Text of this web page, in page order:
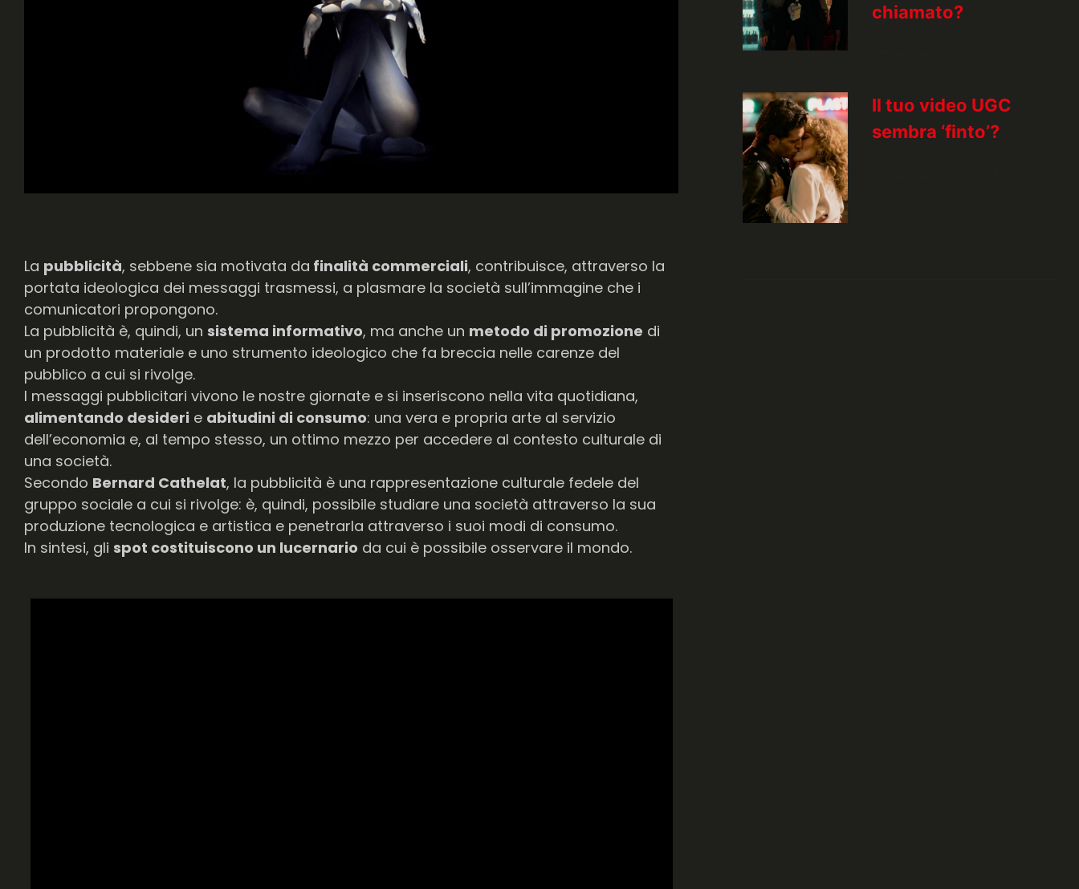
La pubblicità, sebbene sia motivata da finalità commerciali, contribuisce, attraverso la
portata ideologica dei messaggi trasmessi, a plasmare la società sull’immagine che i
comunicatori propongono.
La pubblicità è, quindi, un sistema informativo, ma anche un metodo di promozione di
un prodotto materiale e uno strumento ideologico che fa breccia nelle carenze del
pubblico a cui si rivolge.
I messaggi pubblicitari vivono le nostre giornate e si inseriscono nella vita quotidiana,
alimentando desideri e abitudini di consumo: una vera e propria arte al servizio
dell’economia e, al tempo stesso, un ottimo mezzo per accedere al contesto culturale di
una società.
Secondo Bernard Cathelat, la pubblicità è una rappresentazione culturale fedele del
gruppo sociale a cui si rivolge: è, quindi, possibile studiare una società attraverso la sua
produzione tecnologica e artistica e penetrarla attraverso i suoi modi di consumo.
In sintesi, gli spot costituiscono un lucernario da cui è possibile osservare il mondo.
chiamato?
Il tuo video UGC
sembra ‘finto’?